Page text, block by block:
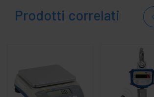
Prodotti correlati